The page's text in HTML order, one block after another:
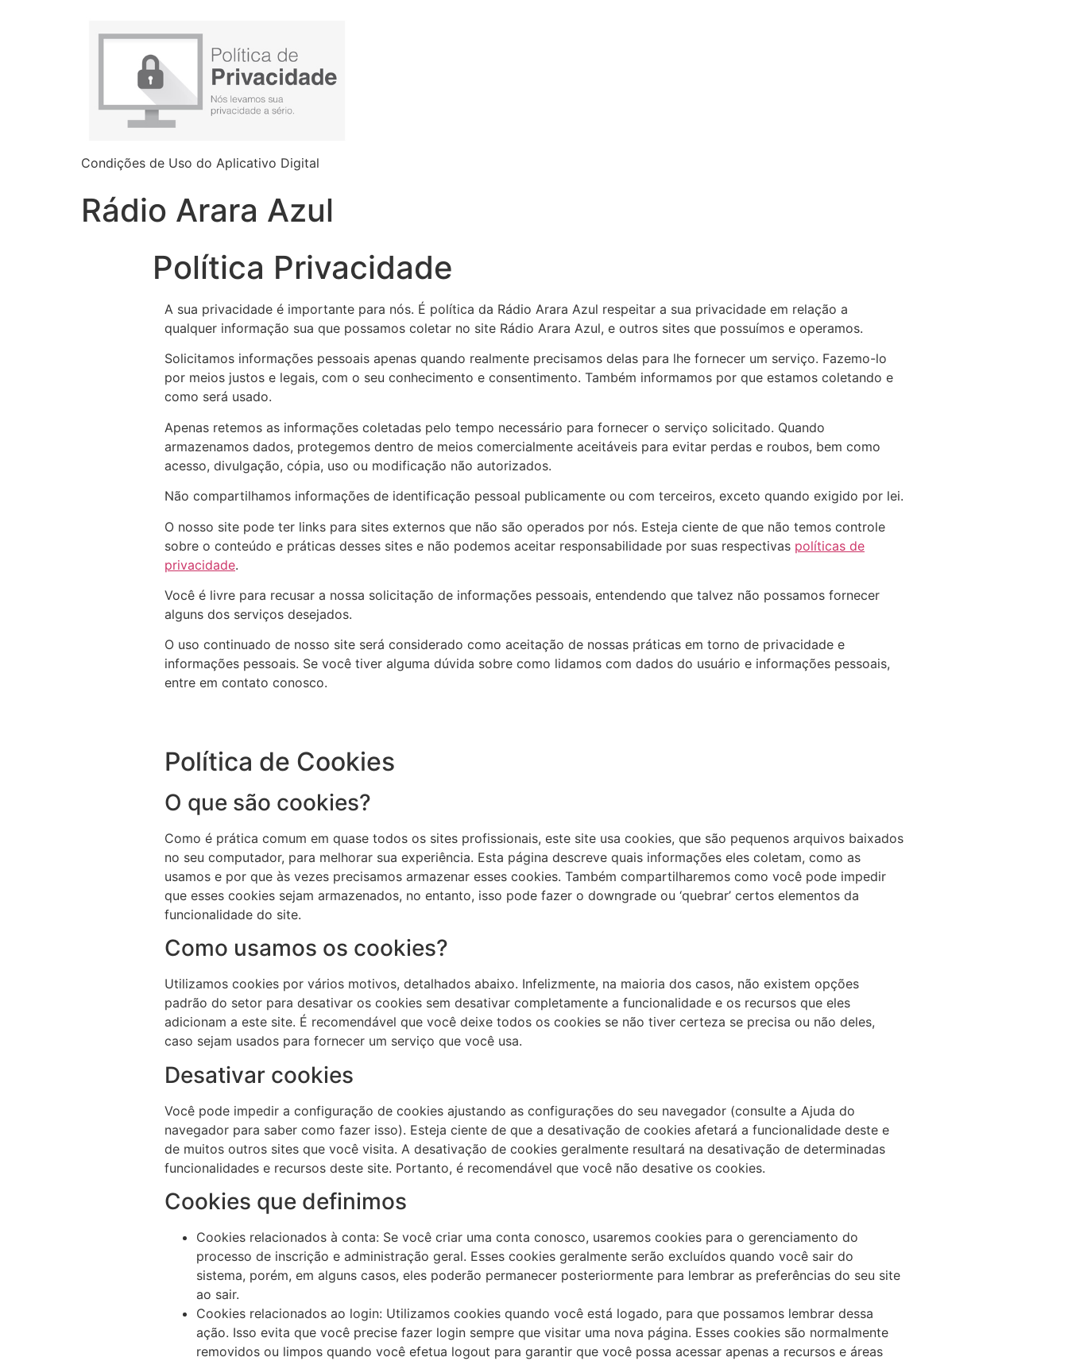
Condições de Uso do Aplicativo Digital
Rádio Arara Azul
Política Privacidade
A sua privacidade é importante para nós. É política da Rádio Arara Azul respeitar a sua privacidade em relação a
qualquer informação sua que possamos coletar no site Rádio Arara Azul, e outros sites que possuímos e operamos.
Solicitamos informações pessoais apenas quando realmente precisamos delas para lhe fornecer um serviço. Fazemo-lo
por meios justos e legais, com o seu conhecimento e consentimento. Também informamos por que estamos coletando e
como será usado.
Apenas retemos as informações coletadas pelo tempo necessário para fornecer o serviço solicitado. Quando
armazenamos dados, protegemos dentro de meios comercialmente aceitáveis para evitar perdas e roubos, bem como
acesso, divulgação, cópia, uso ou modificação não autorizados.
Não compartilhamos informações de identificação pessoal publicamente ou com terceiros, exceto quando exigido por lei.
O nosso site pode ter links para sites externos que não são operados por nós. Esteja ciente de que não temos controle
sobre o conteúdo e práticas desses sites e não podemos aceitar responsabilidade por suas respectivas políticas de
privacidade.
Você é livre para recusar a nossa solicitação de informações pessoais, entendendo que talvez não possamos fornecer
alguns dos serviços desejados.
O uso continuado de nosso site será considerado como aceitação de nossas práticas em torno de privacidade e
informações pessoais. Se você tiver alguma dúvida sobre como lidamos com dados do usuário e informações pessoais,
entre em contato conosco.
Política de Cookies
O que são cookies?
Como é prática comum em quase todos os sites profissionais, este site usa cookies, que são pequenos arquivos baixados
no seu computador, para melhorar sua experiência. Esta página descreve quais informações eles coletam, como as
usamos e por que às vezes precisamos armazenar esses cookies. Também compartilharemos como você pode impedir
que esses cookies sejam armazenados, no entanto, isso pode fazer o downgrade ou ‘quebrar’ certos elementos da
funcionalidade do site.
Como usamos os cookies?
Utilizamos cookies por vários motivos, detalhados abaixo. Infelizmente, na maioria dos casos, não existem opções
padrão do setor para desativar os cookies sem desativar completamente a funcionalidade e os recursos que eles
adicionam a este site. É recomendável que você deixe todos os cookies se não tiver certeza se precisa ou não deles,
caso sejam usados para fornecer um serviço que você usa.
Desativar cookies
Você pode impedir a configuração de cookies ajustando as configurações do seu navegador (consulte a Ajuda do
navegador para saber como fazer isso). Esteja ciente de que a desativação de cookies afetará a funcionalidade deste e
de muitos outros sites que você visita. A desativação de cookies geralmente resultará na desativação de determinadas
funcionalidades e recursos deste site. Portanto, é recomendável que você não desative os cookies.
Cookies que definimos
Cookies relacionados à conta: Se você criar uma conta conosco, usaremos cookies para o gerenciamento do
processo de inscrição e administração geral. Esses cookies geralmente serão excluídos quando você sair do
sistema, porém, em alguns casos, eles poderão permanecer posteriormente para lembrar as preferências do seu site
ao sair.
Cookies relacionados ao login: Utilizamos cookies quando você está logado, para que possamos lembrar dessa
ação. Isso evita que você precise fazer login sempre que visitar uma nova página. Esses cookies são normalmente
removidos ou limpos quando você efetua logout para garantir que você possa acessar apenas a recursos e áreas